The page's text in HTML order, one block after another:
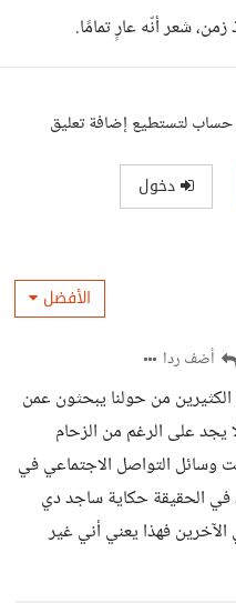
شعر أنّه عارٍ تمامًا.
لتستطيع إضافة تعليق
دخول
الأفضل
أضف ردا
من حولنا يبحثون عمن
يجد على الرغم من الزحام
وسائل التواصل الاجتماعي في
في الحقيقة حكاية ساجد دي
فهذا يعني أني غير